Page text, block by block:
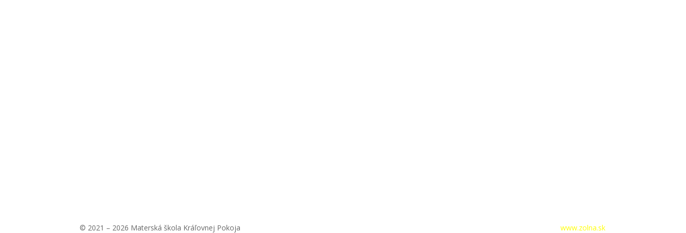
© 2021 – 2026 Materská škola Kráľovnej Pokoja Tvorba webstránok –www.zolna.sk